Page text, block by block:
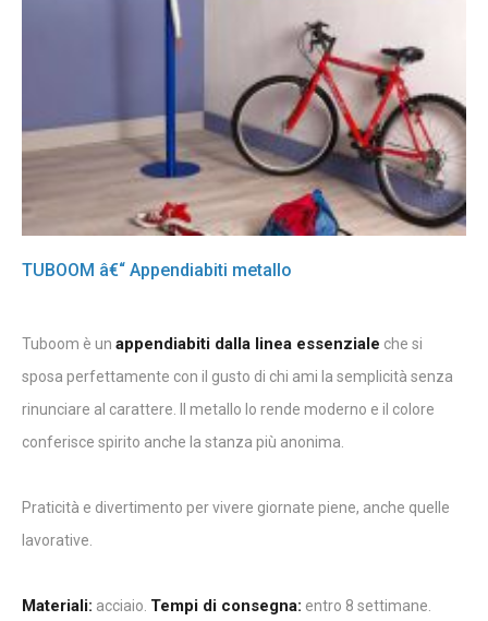
TUBOOM â€“ Appendiabiti metallo
Tuboom è un appendiabiti dalla linea essenziale che si
sposa perfettamente con il gusto di chi ami la semplicità senza
rinunciare al carattere. Il metallo lo rende moderno e il colore
conferisce spirito anche la stanza più anonima.
Praticità e divertimento per vivere giornate piene, anche quelle
lavorative.
Materiali: acciaio. Tempi di consegna: entro 8 settimane.